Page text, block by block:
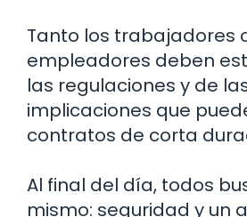
Tanto los trabajadores
empleadores deben
las regulaciones y de
implicaciones que
contratos de corta
Al final del día, todos
mismo: seguridad y un